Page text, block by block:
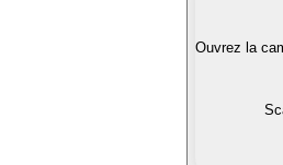
Achetez les
Convertissez vos
Ouvrez la